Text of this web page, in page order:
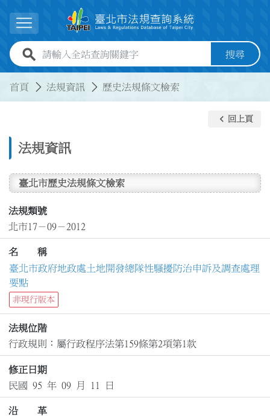
展開選單
全站查詢關鍵字欄位 搜尋
首頁 法規資訊 歷史法規條文檢索
法規資訊
keyboard_arrow_left 回上頁
臺北市歷史法規條文檢索
法規類號
北市17－09－2012
名 稱
臺北市政府地政處土地開發總隊性騷擾防治申訴及調查處理
要點
非現行版本
法規位階
行政規則：屬行政程序法第159條第2項第1款
修正日期
民國 95 年 09 月 11 日
沿 革